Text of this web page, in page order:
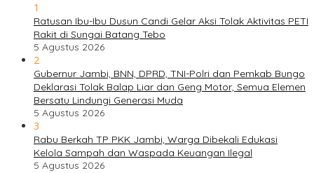
1
Ratusan Ibu-Ibu Dusun Candi Gelar Aksi Tolak Aktivitas PETI
Rakit di Sungai Batang Tebo
5 Agustus 2026
2
Gubernur Jambi, BNN, DPRD, TNI-Polri dan Pemkab Bungo
Deklarasi Tolak Balap Liar dan Geng Motor, Semua Elemen
Bersatu Lindungi Generasi Muda
5 Agustus 2026
3
Rabu Berkah TP PKK Jambi, Warga Dibekali Edukasi
Kelola Sampah dan Waspada Keuangan Ilegal
5 Agustus 2026